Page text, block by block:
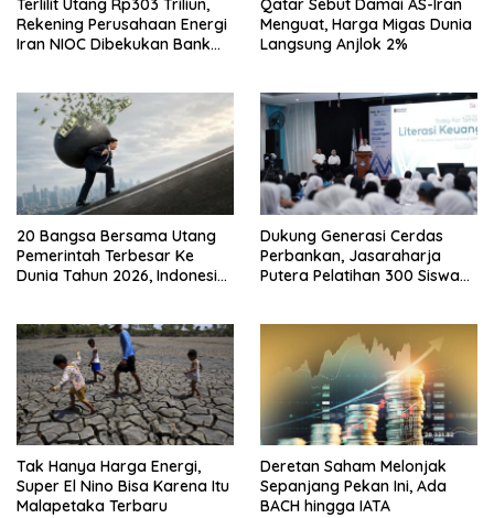
Terlilit Utang Rp303 Triliun,
Rekening Perusahaan Energi
Iran NIOC Dibekukan Bank
Qatar Sebut Damai AS-Iran
Menguat, Harga Migas Dunia
Langsung Anjlok 2%
20 Bangsa Bersama Utang
Pemerintah Terbesar Ke
Dunia Tahun 2026, Indonesia
Dukung Generasi Cerdas
Perbankan, Jasaraharja
Putera Pelatihan 300 Siswa
Tak Hanya Harga Energi,
Super El Nino Bisa Karena Itu
Malapetaka Terbaru
Deretan Saham Melonjak
Sepanjang Pekan Ini, Ada
BACH hingga IATA